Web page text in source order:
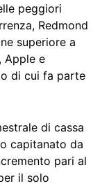
peggiori
Redmond
superiore a
Apple e
di cui fa parte
di cassa
capitanato da
pari al
il solo